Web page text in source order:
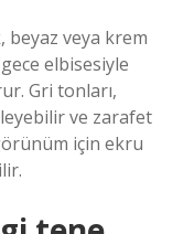
veya krem
elbisesiyle
Gri tonları,
ve zarafet
için ekru